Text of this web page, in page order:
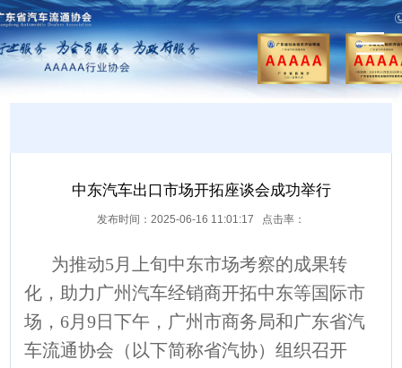
中东汽车出口市场开拓座谈会成功举行
发布时间：2025-06-16 11:01:17 点击率：
为推动5月上旬中东市场考察的成果转
化，助力广州汽车经销商开拓中东等国际市
场，6月9日下午，广州市商务局和广东省汽
车流通协会（以下简称省汽协）组织召开